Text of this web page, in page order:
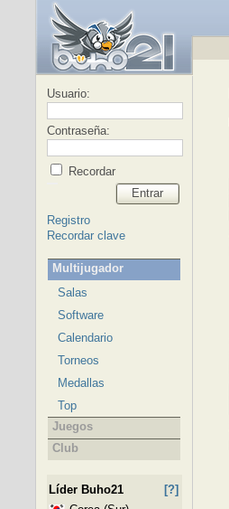
Usuario:
Contraseña:
Recordar
Entrar
Registro
Recordar clave
Multijugador
Salas
Software
Calendario
Torneos
Medallas
Top
Juegos
Club
Líder Buho21
[?]